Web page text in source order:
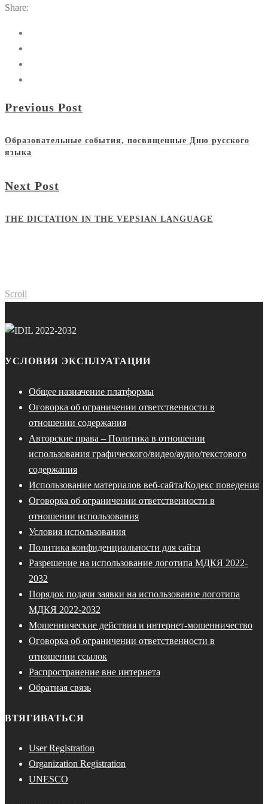
Share:
Previous Post
Образовательные события, посвященные Дню русского
языка
Next Post
THE DICTATION IN THE VEPSIAN LANGUAGE
Scroll
УСЛОВИЯ ЭКСПЛУАТАЦИИ
Общее назначение платформы
Оговорка об ограничении ответственности в
отношении содержания
Авторские права – Политика в отношении
использования графического/видео/аудио/текстового
содержания
Использование материалов веб-сайта/Кодекс поведения
Оговорка об ограничении ответственности в
отношении использования
Условия использования
Политика конфиденциальности для сайта
Разрешение на использование логотипа МДКЯ 2022-
2032
Порядок подачи заявки на использование логотипа
МДКЯ 2022-2032
Мошеннические действия и интернет-мошенничество
Оговорка об ограничении ответственности в
отношении ссылок
Распространение вне интернета
Обратная связь
ВТЯГИВАТЬСЯ
User Registration
Organization Registration
UNESCO